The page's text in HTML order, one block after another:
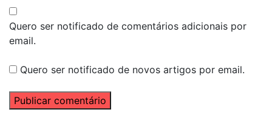
Quero ser notificado de comentários adicionais por
email.
Quero ser notificado de novos artigos por email.